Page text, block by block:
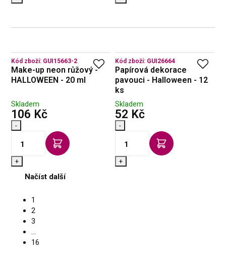
Kód zboží: GUI15663-2
Make-up neon růžový -
HALLOWEEN - 20 ml
Skladem
106 Kčs DPH
-
+
Kód zboží: GUI26664
Papírová dekorace
pavouci - Halloween - 12
ks
Skladem
52 Kčs DPH
-
+
Načíst další
1
2
3
16